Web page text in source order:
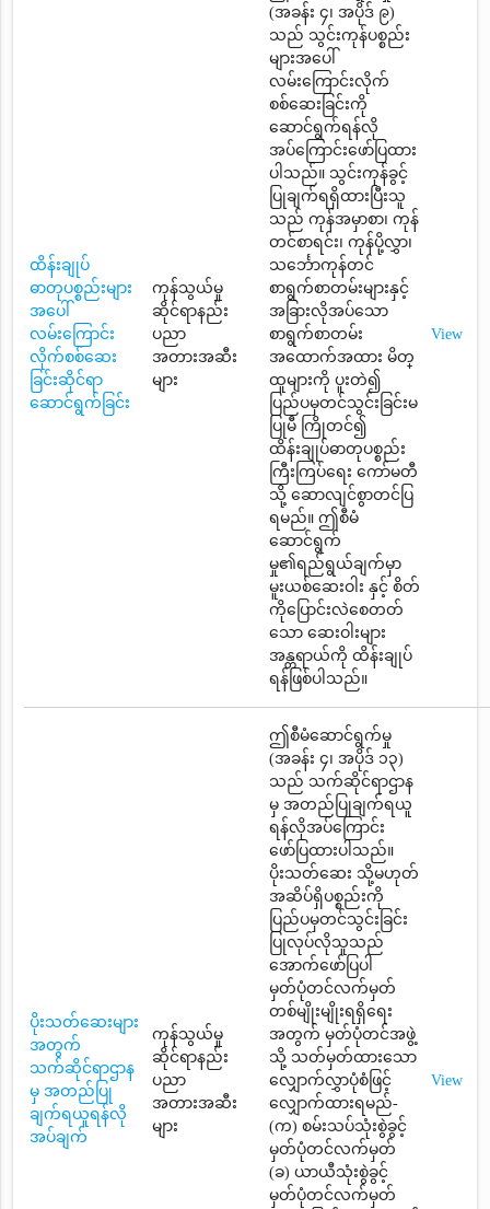
ထိန်းချုပ်
ဓာတုပစ္စည်းများ
အပေါ်
လမ်းကြောင်း
လိုက်စစ်ဆေး
ခြင်းဆိုင်ရာ
ဆောင်ရွက်ခြင်း
ကုန်သွယ်မှု
ဆိုင်ရာနည်း
ပညာ
အတားအဆီး
များ
(အခန်း ၄၊ အပိုဒ် ၉)
သည် သွင်းကုန်ပစ္စည်း
များအပေါ်
လမ်းကြောင်းလိုက်
စစ်ဆေးခြင်းကို
ဆောင်ရွက်ရန်လို
အပ်ကြောင်းဖော်ပြထား
ပါသည်။ သွင်းကုန်ခွင့်
ပြုချက်ရရှိထားပြီးသူ
သည် ကုန်အမှာစာ၊ ကုန်
တင်စာရင်း၊ ကုန်ပို့လွှာ၊
သင်္ဘောကုန်တင်
စာရွက်စာတမ်းများနှင့်
အခြားလိုအပ်သော
စာရွက်စာတမ်း
အထောက်အထား မိတ္
ထူများကို ပူးတဲ၍
ပြည်ပမှတင်သွင်းခြင်းမ
ပြုမီ ကြိုတင်၍
ထိန်းချုပ်ဓာတုပစ္စည်း
ကြီးကြပ်ရေး ကော်မတီ
သို့ ဆောလျင်စွာတင်ပြ
ရမည်။ ဤစီမံ
ဆောင်ရွက်
မှု၏ရည်ရွယ်ချက်မှာ
မူးယစ်ဆေးဝါး နှင့် စိတ်
ကိုပြောင်းလဲစေတတ်
သော ဆေးဝါးများ
အန္တရာယ်ကို ထိန်းချုပ်
ရန်ဖြစ်ပါသည်။
View
ပိုးသတ်ဆေးများ
အတွက်
သက်ဆိုင်ရာဌာန
မှ အတည်ပြု
ချက်ရယူရန်လို
အပ်ချက်
ကုန်သွယ်မှု
ဆိုင်ရာနည်း
ပညာ
အတားအဆီး
များ
ဤစီမံဆောင်ရွက်မှု
(အခန်း ၄၊ အပိုဒ် ၁၃)
သည် သက်ဆိုင်ရာဌာန
မှ အတည်ပြုချက်ရယူ
ရန်လိုအပ်ကြောင်း
ဖော်ပြထားပါသည်။
ပိုးသတ်ဆေး သို့မဟုတ်
အဆိပ်ရှိပစ္စည်းကို
ပြည်ပမှတင်သွင်းခြင်း
ပြုလုပ်လိုသူသည်
အောက်ဖော်ပြပါ
မှတ်ပုံတင်လက်မှတ်
တစ်မျိုးမျိုးရရှိရေး
အတွက် မှတ်ပုံတင်အဖွဲ့
သို့ သတ်မှတ်ထားသော
လျှောက်လွှာပုံစံဖြင့်
လျှောက်ထားရမည်-
(က) စမ်းသပ်သုံးစွဲခွင့်
မှတ်ပုံတင်လက်မှတ်
(ခ) ယာယီသုံးစွဲခွင့်
မှတ်ပုံတင်လက်မှတ်
View